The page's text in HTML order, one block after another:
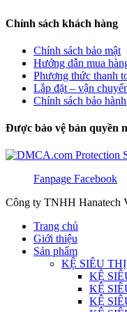
Chính sách khách hàng
Chính sách bảo mật
Hướng dẫn mua
Phương thức thanh
Lắp đặt – vận
Chính sách bảo hành
Được bảo vệ bản quyền
Fanpage Facebook
Công ty TNHH Hanatech
Trang chủ
Giới thiệu
Sản phẩm
KỆ SIÊU
KỆ
KỆ
KỆ